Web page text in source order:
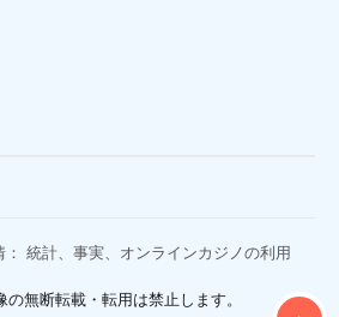
： 統計、事実、オンラインカジノの利用
の無断転載・転用は禁止します。